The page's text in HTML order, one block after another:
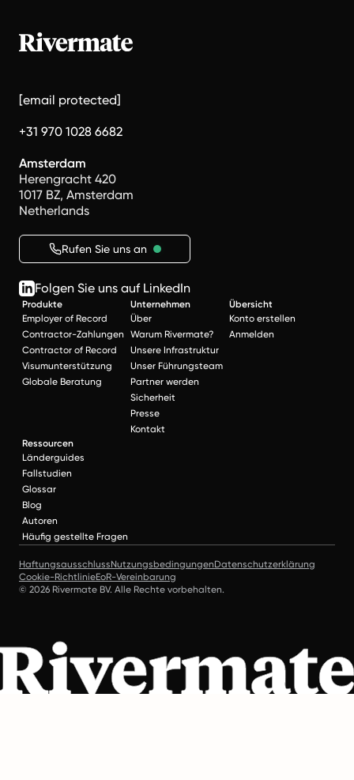
[email protected]
+31 970 1028 6682
Amsterdam
Herengracht 420
1017 BZ, Amsterdam
Netherlands
Rufen Sie uns an
Folgen Sie uns auf LinkedIn
Produkte
Employer of Record
Contractor-Zahlungen
Contractor of Record
Visumunterstützung
Globale Beratung
Unternehmen
Über
Warum Rivermate?
Unsere Infrastruktur
Unser Führungsteam
Partner werden
Sicherheit
Presse
Kontakt
Übersicht
Konto erstellen
Anmelden
Ressourcen
Länderguides
Fallstudien
Glossar
Blog
Autoren
Häufig gestellte Fragen
HaftungsausschlussNutzungsbedingungenDatenschutzerklärung
Cookie-RichtlinieEoR-Vereinbarung
© 2026 Rivermate BV. Alle Rechte vorbehalten.